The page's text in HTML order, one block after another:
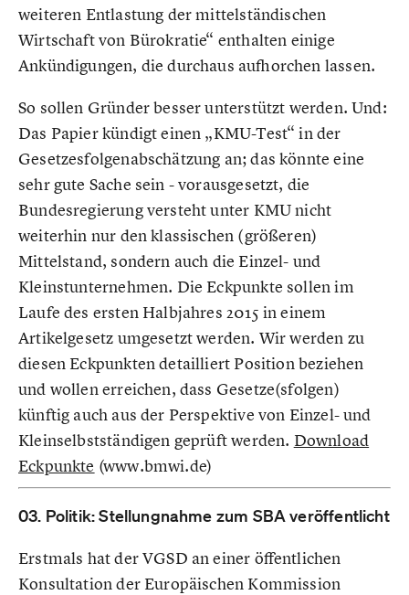
weiteren Entlastung der mittelständischen
Wirtschaft von Bürokratie“ enthalten einige
Ankündigungen, die durchaus aufhorchen lassen.
So sollen Gründer besser unterstützt werden. Und:
Das Papier kündigt einen „KMU-Test“ in der
Gesetzesfolgenabschätzung an; das könnte eine
sehr gute Sache sein - vorausgesetzt, die
Bundesregierung versteht unter KMU nicht
weiterhin nur den klassischen (größeren)
Mittelstand, sondern auch die Einzel- und
Kleinstunternehmen. Die Eckpunkte sollen im
Laufe des ersten Halbjahres 2015 in einem
Artikelgesetz umgesetzt werden. Wir werden zu
diesen Eckpunkten detailliert Position beziehen
und wollen erreichen, dass Gesetze(sfolgen)
künftig auch aus der Perspektive von Einzel- und
Kleinselbstständigen geprüft werden. Download
Eckpunkte (www.bmwi.de)
03. Politik: Stellungnahme zum SBA veröffentlicht
Erstmals hat der VGSD an einer öffentlichen
Konsultation der Europäischen Kommission